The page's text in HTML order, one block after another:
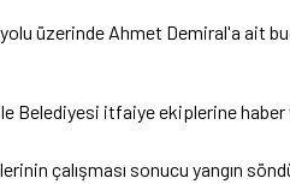
üzerinde Ahmet Demiral'a ait
Belediyesi itfaiye ekiplerine haber
çalışması sonucu yangın